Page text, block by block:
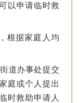
以申请临时救
根据家庭人均
道办事处提交
庭或个人提出
时救助申请人